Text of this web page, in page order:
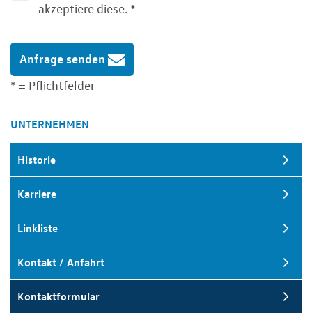
akzeptiere diese. *
Anfrage senden
* = Pflichtfelder
UNTERNEHMEN
Historie
Karriere
Linkliste
Kontakt / Anfahrt
Kontaktformular